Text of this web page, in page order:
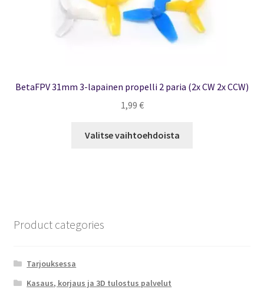
BetaFPV 31mm 3-lapainen propelli 2 paria (2x CW 2x CCW)
1,99 €
Valitse vaihtoehdoista
Product categories
Tarjouksessa
Kasaus, korjaus ja 3D tulostus palvelut